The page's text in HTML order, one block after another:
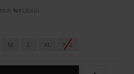
NUR %1 ÜBRIG
M L XL XXL